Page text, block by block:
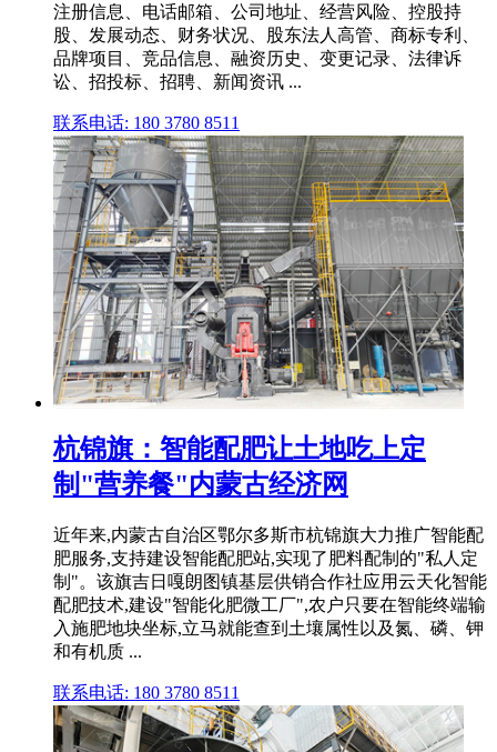
注册信息、电话邮箱、公司地址、经营风险、控股持
股、发展动态、财务状况、股东法人高管、商标专利、
品牌项目、竞品信息、融资历史、变更记录、法律诉
讼、招投标、招聘、新闻资讯 ...
联系电话: 180 3780 8511
杭锦旗：智能配肥让土地吃上定
制"营养餐"内蒙古经济网
近年来,内蒙古自治区鄂尔多斯市杭锦旗大力推广智能配
肥服务,支持建设智能配肥站,实现了肥料配制的"私人定
制"。该旗吉日嘎朗图镇基层供销合作社应用云天化智能
配肥技术,建设"智能化肥微工厂",农户只要在智能终端输
入施肥地块坐标,立马就能查到土壤属性以及氮、磷、钾
和有机质 ...
联系电话: 180 3780 8511